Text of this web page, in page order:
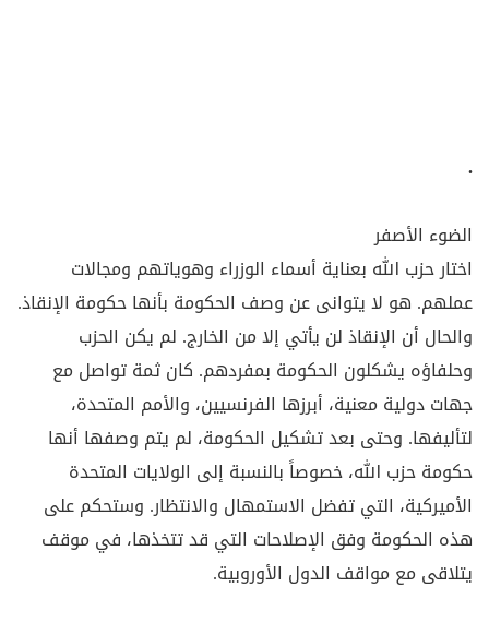
.
الضوء الأصفر
اختار حزب الله بعناية أسماء الوزراء وهوياتهم ومجالات
عملهم. هو لا يتوانى عن وصف الحكومة بأنها حكومة الإنقاذ.
والحال أن الإنقاذ لن يأتي إلا من الخارج. لم يكن الحزب
وحلفاؤه يشكلون الحكومة بمفردهم. كان ثمة تواصل مع
جهات دولية معنية، أبرزها الفرنسيين، والأمم المتحدة،
لتأليفها. وحتى بعد تشكيل الحكومة، لم يتم وصفها أنها
حكومة حزب الله، خصوصاً بالنسبة إلى الولايات المتحدة
الأميركية، التي تفضل الاستمهال والانتظار. وستحكم على
هذه الحكومة وفق الإصلاحات التي قد تتخذها، في موقف
يتلاقى مع مواقف الدول الأوروبية.